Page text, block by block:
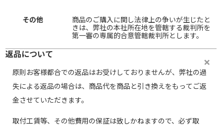
その他
商品のご購入に関し法律上の争いが生じたと
きは、弊社の本社所在地を管轄する裁判所を
第一審の専属的合意管轄裁判所とします。
返品について
原則お客様都合での返品はお受けしておりませんが、弊社の過
失による返品の場合は、商品代を商品と引き換えをもってご返
金させていただきます。
取付工賃等、その他費用の保証は致しかねますので、必ず取